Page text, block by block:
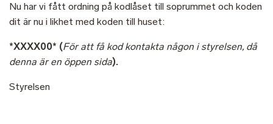
Nu har vi fått ordning på kodlåset till soprummet och koden
dit är nu i likhet med koden till huset:
*XXXX00* (För att få kod kontakta någon i styrelsen, då
denna är en öppen sida).
Styrelsen